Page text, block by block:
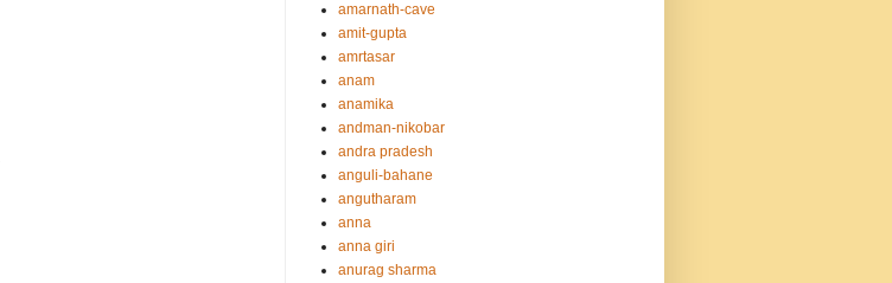
amarnath-cave
amit-gupta
amrtasar
anam
anamika
andman-nikobar
andra pradesh
anguli-bahane
angutharam
anna
anna giri
anurag sharma